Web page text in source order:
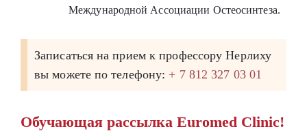
Международной Ассоциации Остеосинтеза.
Записаться на прием к профессору Нерлиху
вы можете по телефону: + 7 812 327 03 01
Обучающая рассылка Euromed Clinic!